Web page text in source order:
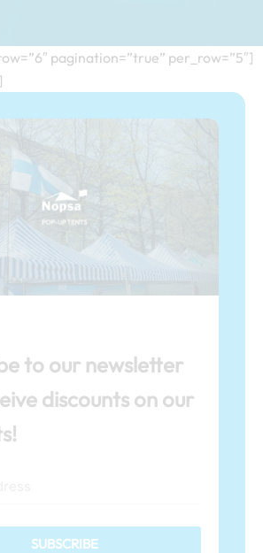
pagination=”true” per_row=”5″]
to our newsletter
discounts on our
SUBSCRIBE